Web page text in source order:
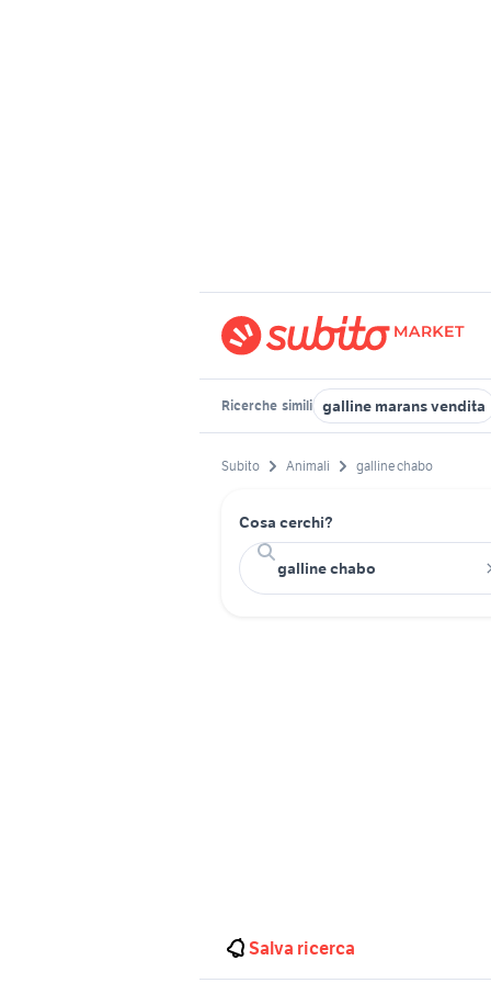
Ricerche simili galline marans vendita
Subito Animali galline chabo
Cosa cerchi?
Salva ricerca